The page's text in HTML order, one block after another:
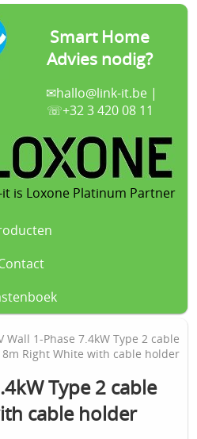
Smart Home
Advies nodig?
✉hallo@link-it.be|
☏+32 3 420 08 11
it is Loxone Platinum Partner
Wall 1-Phase 7.4kW Type 2 cable
8m Right White with cable holder
Type 2 cable
cable holder